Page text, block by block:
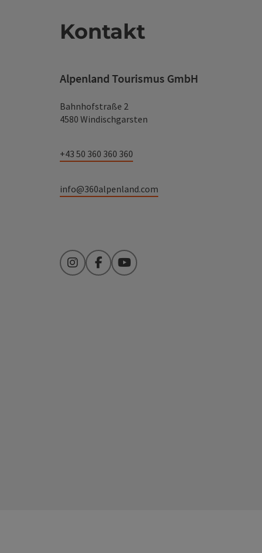
Kontakt
Alpenland Tourismus GmbH
Bahnhofstraße 2
4580 Windischgarsten
+43 50 360 360 360
info@360alpenland.com
InstagramFacebookYouTube